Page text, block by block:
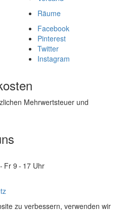
Räume
Facebook
Pinterest
Twitter
Instagram
Mehrwertsteuer und
Fr 9 - 17 Uhr
zu verbessern, verwenden wir